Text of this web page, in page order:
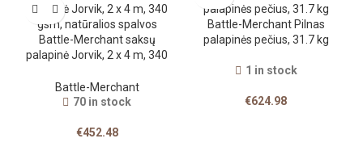
Battle-Merchant saksų
palapinė Jorvik, 2 x 4 m, 340
Battle-Merchant
70 in stock
€452.48
Battle-Merchant Pilnas
palapinės pečius, 31.7 kg
1 in stock
€624.98